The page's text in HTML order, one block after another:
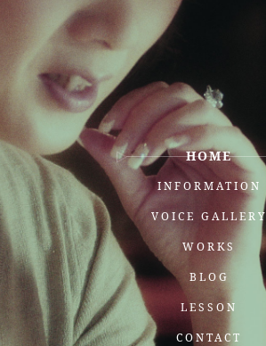
HOME
INFORMATION
VOICE GALLERY
WORKS
BLOG
LESSON
CONTACT